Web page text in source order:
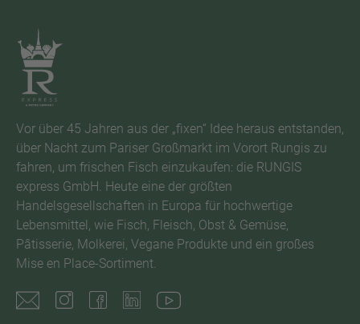
Vor über 45 Jahren aus der „fixen“ Idee heraus entstanden,
über Nacht zum Pariser Großmarkt im Vorort Rungis zu
fahren, um frischen Fisch einzukaufen: die RUNGIS
express GmbH. Heute eine der größten
Handelsgesellschaften in Europa für hochwertige
Lebensmittel, wie Fisch, Fleisch, Obst & Gemüse,
Pâtisserie, Molkerei, Vegane Produkte und ein großes
Mise en Place-Sortiment.